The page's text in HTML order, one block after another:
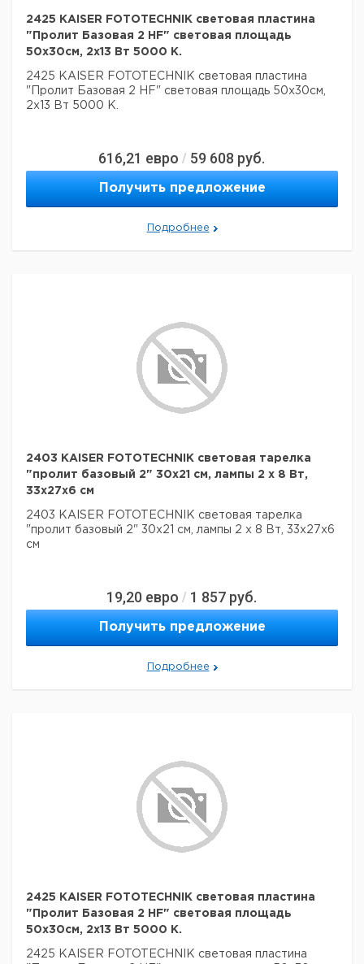
2425 KAISER FOTOTECHNIK световая пластина
"Пролит Базовая 2 HF" световая площадь
50x30см, 2x13 Вт 5000 К.
2425 KAISER FOTOTECHNIK световая пластина
"Пролит Базовая 2 HF" световая площадь 50x30см,
2x13 Вт 5000 К.
616,21 евро / 59 608 руб.
Получить предложение
Подробнее
2403 KAISER FOTOTECHNIK световая тарелка
"пролит базовый 2" 30x21 см, лампы 2 x 8 Вт,
33x27x6 см
2403 KAISER FOTOTECHNIK световая тарелка
"пролит базовый 2" 30x21 см, лампы 2 x 8 Вт, 33x27x6
см
19,20 евро / 1 857 руб.
Получить предложение
Подробнее
2425 KAISER FOTOTECHNIK световая пластина
"Пролит Базовая 2 HF" световая площадь
50x30см, 2x13 Вт 5000 К.
2425 KAISER FOTOTECHNIK световая пластина